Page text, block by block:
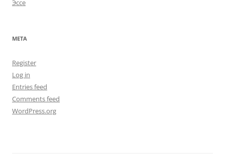
Эссе
META
Register
Log in
Entries feed
Comments feed
WordPress.org